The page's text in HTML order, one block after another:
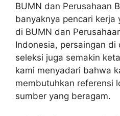
BUMN dan Perusahaan
banyaknya pencari kerja
di BUMN dan
Indonesia, persaingan
seleksi juga semakin
kami menyadari bahwa
membutuhkan referensi
sumber yang beragam.